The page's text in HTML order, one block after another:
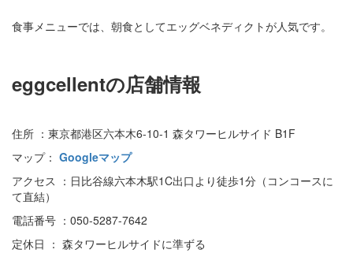
食事メニューでは、朝食としてエッグベネディクトが人気です。
eggcellentの店舗情報
住所 ：東京都港区六本木6-10-1 森タワーヒルサイド B1F
マップ： Googleマップ
アクセス ：日比谷線六本木駅1C出口より徒歩1分（コンコースに
て直結）
電話番号 ：050-5287-7642
定休日 ： 森タワーヒルサイドに準ずる